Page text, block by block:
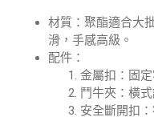
材質：聚酯適合大
滑，手感高級。
配件：
金屬扣：固
鬥牛夾：橫
安全斷開扣